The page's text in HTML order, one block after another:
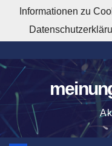
springen
Informationen zu